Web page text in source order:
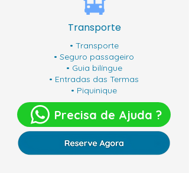
Transporte
• Transporte
• Seguro passageiro
• Guia bilíngue
• Entradas das Termas
• Piquinique
Precisa de Ajuda ?